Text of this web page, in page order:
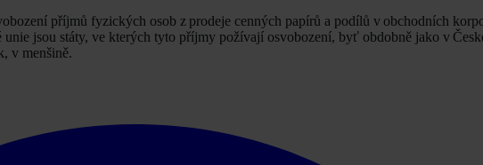
příjmů fyzických osob z prodeje cenných papírů a podílů v obchodních
jsou státy, ve kterých tyto příjmy požívají osvobození, byť obdobně jako v
v menšině.